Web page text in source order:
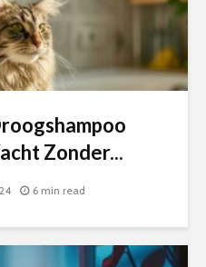
Zonder...
6 min read